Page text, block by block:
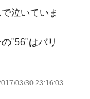
泣いていま
"56"はバリ
03/30 23:16:03